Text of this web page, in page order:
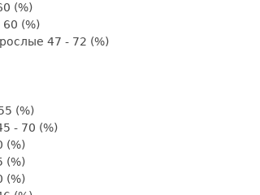
(%)
(%)
47 - 72 (%)
(%)
- 70 (%)
(%)
(%)
(%)